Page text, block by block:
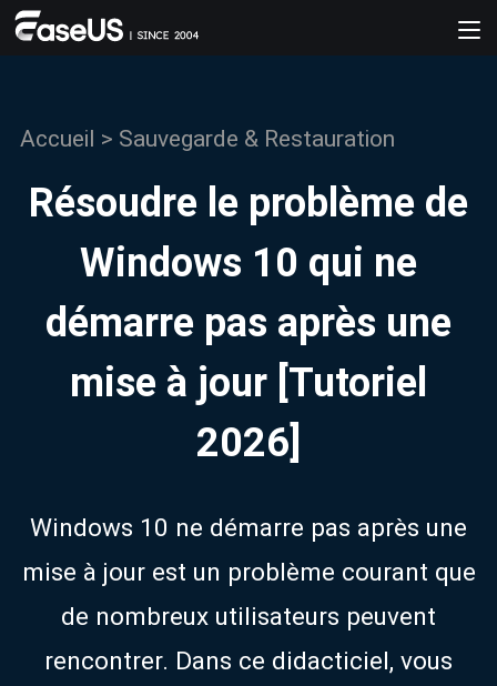
Accueil > Sauvegarde & Restauration
Résoudre le problème de
Windows 10 qui ne
démarre pas après une
mise à jour [Tutoriel
2026]
Windows 10 ne démarre pas après une
mise à jour est un problème courant que
de nombreux utilisateurs peuvent
rencontrer. Dans ce didacticiel, vous